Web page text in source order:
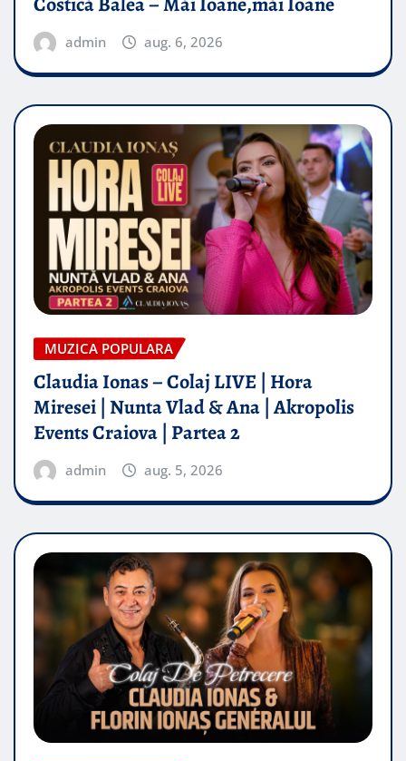
admin aug. 6, 2026
MUZICA POPULARA
Claudia Ionas – Colaj LIVE | Hora
Miresei | Nunta Vlad & Ana | Akropolis
Events Craiova | Partea 2
admin aug. 5, 2026